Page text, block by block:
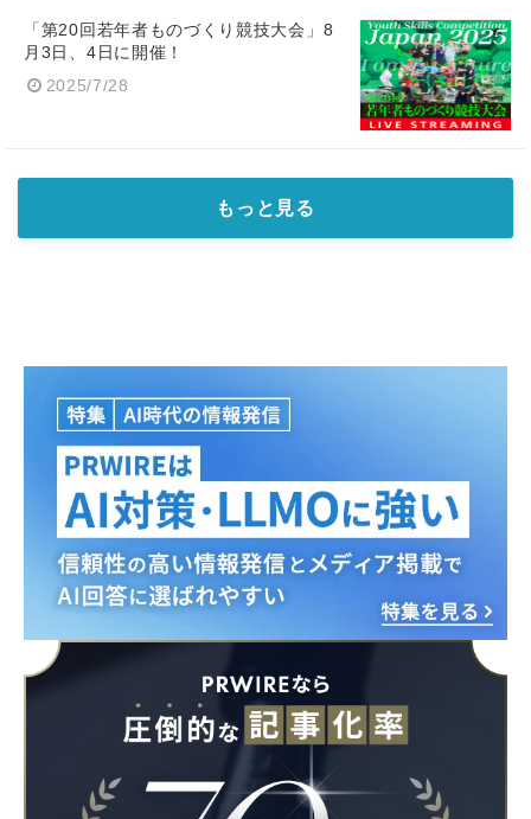
「第20回若年者ものづくり競技大会」8
月3日、4日に開催！
2025/7/28
もっと見る